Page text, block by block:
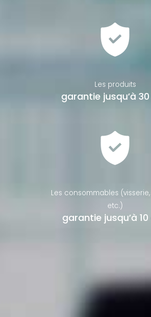
Les produits
garantie jusqu’à
Les consommables
etc.)
garantie jusqu’à